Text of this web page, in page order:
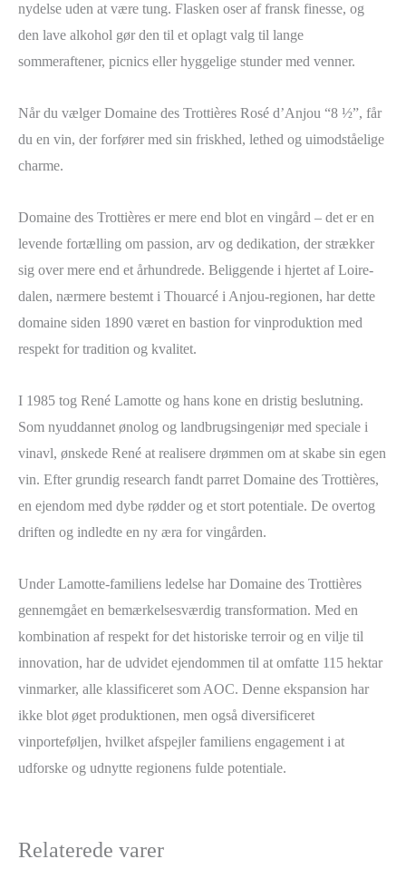
nydelse uden at være tung. Flasken oser af fransk finesse, og
den lave alkohol gør den til et oplagt valg til lange
sommeraftener, picnics eller hyggelige stunder med venner.
Når du vælger Domaine des Trottières Rosé d’Anjou “8 ½”, får
du en vin, der forfører med sin friskhed, lethed og uimodståelige
charme.
Domaine des Trottières er mere end blot en vingård – det er en
levende fortælling om passion, arv og dedikation, der strækker
sig over mere end et århundrede. Beliggende i hjertet af Loire-
dalen, nærmere bestemt i Thouarcé i Anjou-regionen, har dette
domaine siden 1890 været en bastion for vinproduktion med
respekt for tradition og kvalitet.
I 1985 tog René Lamotte og hans kone en dristig beslutning.
Som nyuddannet ønolog og landbrugsingeniør med speciale i
vinavl, ønskede René at realisere drømmen om at skabe sin egen
vin. Efter grundig research fandt parret Domaine des Trottières,
en ejendom med dybe rødder og et stort potentiale. De overtog
driften og indledte en ny æra for vingården.
Under Lamotte-familiens ledelse har Domaine des Trottières
gennemgået en bemærkelsesværdig transformation. Med en
kombination af respekt for det historiske terroir og en vilje til
innovation, har de udvidet ejendommen til at omfatte 115 hektar
vinmarker, alle klassificeret som AOC. Denne ekspansion har
ikke blot øget produktionen, men også diversificeret
vinporteføljen, hvilket afspejler familiens engagement i at
udforske og udnytte regionens fulde potentiale.
Relaterede varer